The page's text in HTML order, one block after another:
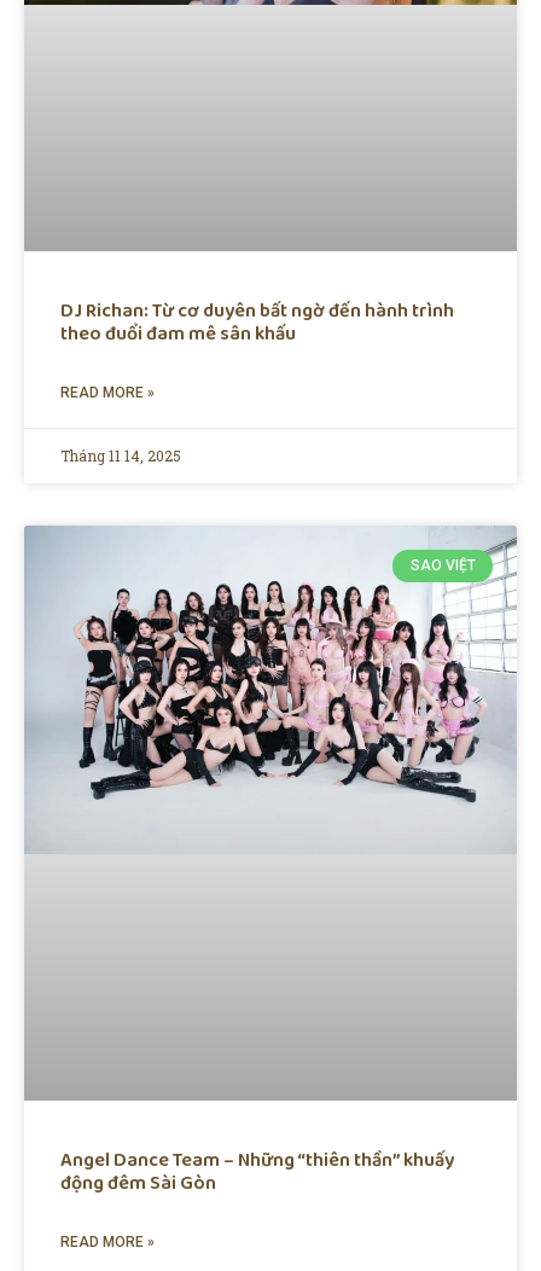
DJ Richan: Từ cơ duyên bất ngờ đến hành trình
theo đuổi đam mê sân khấu
READ MORE »
Tháng 11 14, 2025
SAO VIỆT
Angel Dance Team – Những “thiên thần” khuấy
động đêm Sài Gòn
READ MORE »